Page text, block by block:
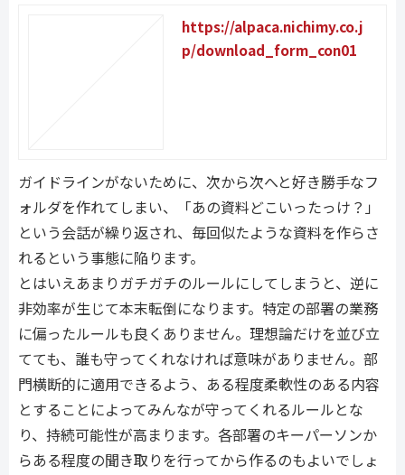
https://alpaca.nichimy.co.j
p/download_form_con01
ガイドラインがないために、次から次へと好き勝手なフ
ォルダを作れてしまい、「あの資料どこいったっけ？」
という会話が繰り返され、毎回似たような資料を作らさ
れるという事態に陥ります。
とはいえあまりガチガチのルールにしてしまうと、逆に
非効率が生じて本末転倒になります。特定の部署の業務
に偏ったルールも良くありません。理想論だけを並び立
てても、誰も守ってくれなければ意味がありません。部
門横断的に適用できるよう、ある程度柔軟性のある内容
とすることによってみんなが守ってくれるルールとな
り、持続可能性が高まります。 各部署のキーパーソンか
らある程度の聞き取りを行ってから作るのもよいでしょ